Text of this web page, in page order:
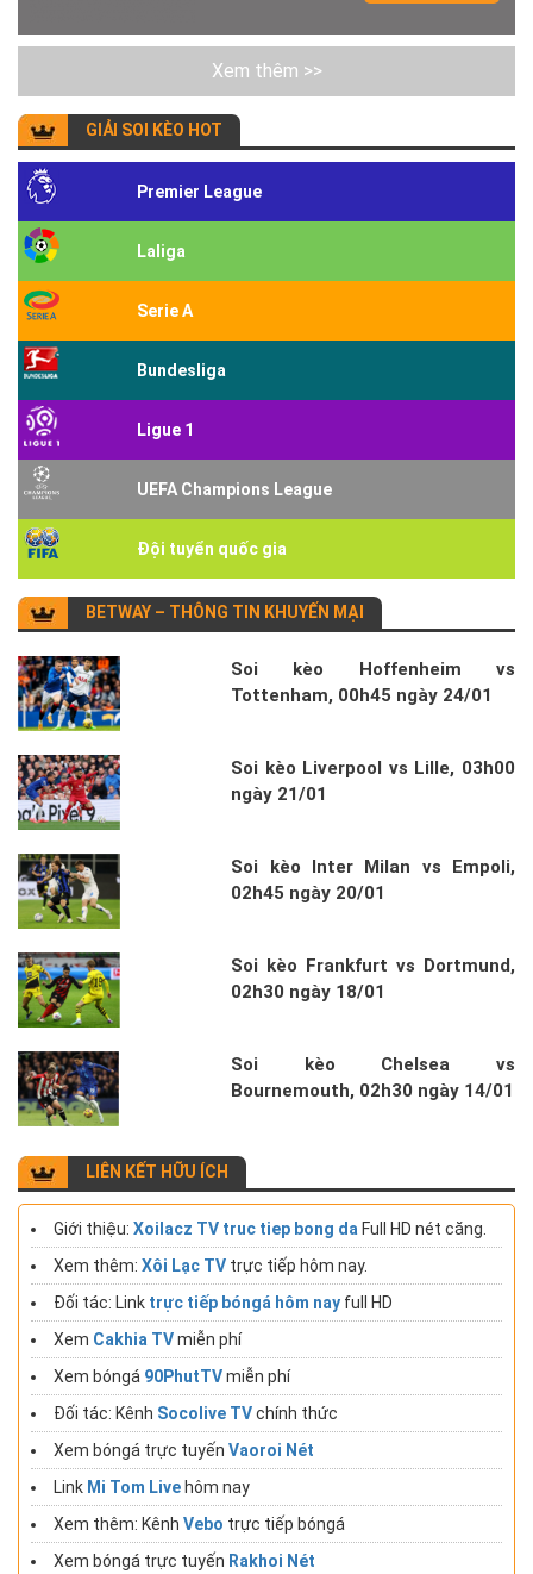
Xem thêm >>
GIẢI SOI KÈO HOT
Premier League
Laliga
Serie A
Bundesliga
Ligue 1
UEFA Champions League
Đội tuyển quốc gia
BETWAY – THÔNG TIN KHUYẾN MẠI
Soi kèo Hoffenheim vs
Tottenham, 00h45 ngày 24/01
Soi kèo Liverpool vs Lille, 03h00
ngày 21/01
Soi kèo Inter Milan vs Empoli,
02h45 ngày 20/01
Soi kèo Frankfurt vs Dortmund,
02h30 ngày 18/01
Soi kèo Chelsea vs
Bournemouth, 02h30 ngày 14/01
LIÊN KẾT HỮU ÍCH
Giới thiệu: Xoilacz TV truc tiep bong da Full HD nét căng.
Xem thêm: Xôi Lạc TV trực tiếp hôm nay.
Đối tác: Link trực tiếp bóngá hôm nay full HD
Xem Cakhia TVmiễn phí
Xem bóngá 90PhutTVmiễn phí
Đối tác: Kênh Socolive TVchính thức
Xem bóngá trực tuyến Vaoroi Nét
Link Mi Tom Live hôm nay
Xem thêm: Kênh Vebo trực tiếp bóngá
Xem bóngá trực tuyến Rakhoi Nét